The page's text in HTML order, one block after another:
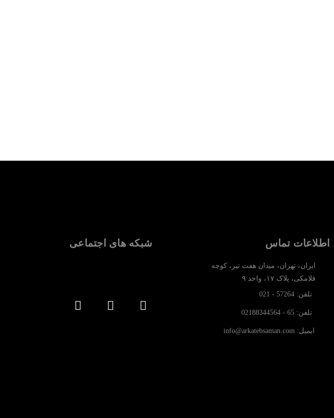
اطلاعات تماس
ایران، تهران، میدان هفت تیر، کوچه
فلامکی، پلاک ۱۷، واحد ۹
تلفن: 57264 - 021
تلفن: 65 - 02188344564
ایمیل: info@arkatebsaman.com
شبکه های اجتماعی